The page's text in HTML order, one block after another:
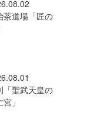
茶道場「匠の
「聖武天皇の
」